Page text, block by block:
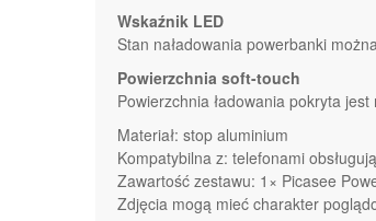
Wskaźnik LED
Stan naładowania powerbanki
Powierzchnia soft-touch
Powierzchnia ładowania pokryta
Materiał: stop aluminium
Kompatybilna z: telefonami
Zawartość zestawu: 1× Picasee
Zdjęcia mogą mieć charakter